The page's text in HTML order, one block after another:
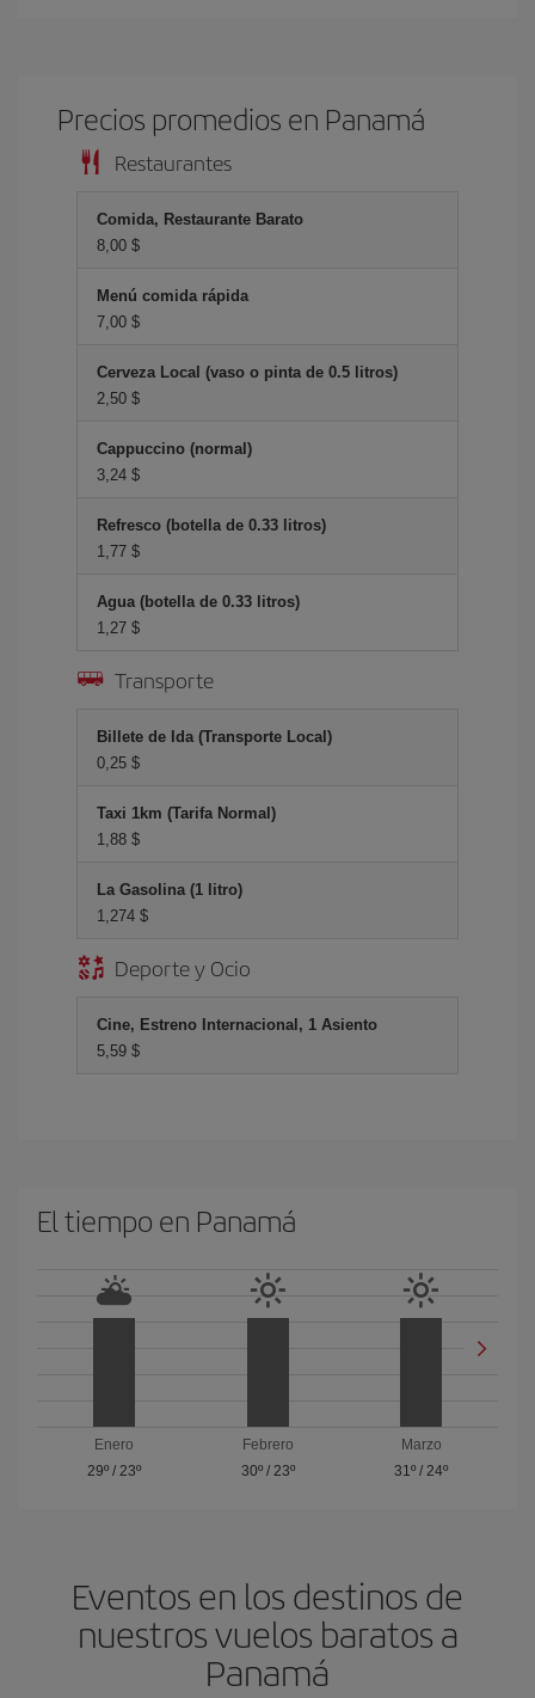
Precios promedios en Panamá
Restaurantes
Comida, Restaurante Barato
8,00 $
Menú comida rápida
7,00 $
Cerveza Local (vaso o pinta de 0.5 litros)
2,50 $
Cappuccino (normal)
3,24 $
Refresco (botella de 0.33 litros)
1,77 $
Agua (botella de 0.33 litros)
1,27 $
Transporte
Billete de Ida (Transporte Local)
0,25 $
Taxi 1km (Tarifa Normal)
1,88 $
La Gasolina (1 litro)
1,274 $
Deporte y Ocio
Cine, Estreno Internacional, 1 Asiento
5,59 $
El tiempo en Panamá
Enero
29º/ 23º
Febrero
30º/ 23º
Marzo
31º /24º
Eventos en los destinos de
nuestros vuelos baratos a
Panamá